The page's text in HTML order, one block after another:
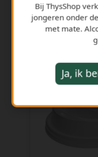
Bij ThysShop
jongeren onder
met mate.
Ja, ik